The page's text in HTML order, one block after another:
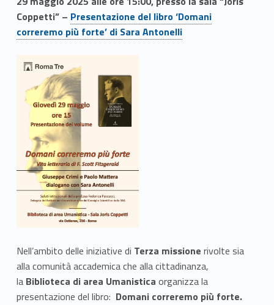
Coppetti” – Presentazione del libro ‘Domani
correremo più forte’ di Sara Antonelli
Nell’ambito delle iniziative di Terza missione rivolte sia
alla comunità accademica che alla cittadinanza,
la Biblioteca di area Umanistica organizza la
presentazione del libro: Domani correremo più forte.